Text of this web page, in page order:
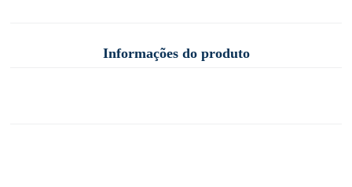
Informações do produto